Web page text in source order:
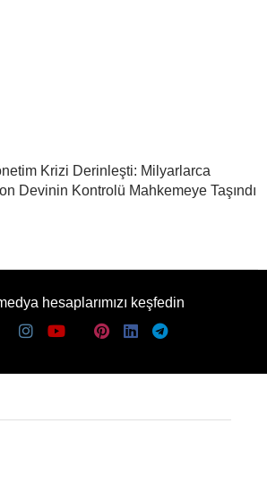
Krizi Derinleşti: Milyarlarca
Devinin Kontrolü Mahkemeye Taşındı
hesaplarımızı keşfedin